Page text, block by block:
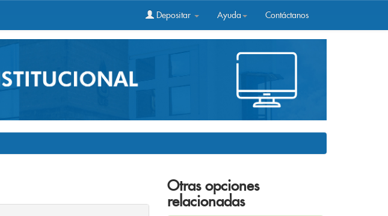
Depositar Ayuda Contáctanos
Otras opciones
relacionadas